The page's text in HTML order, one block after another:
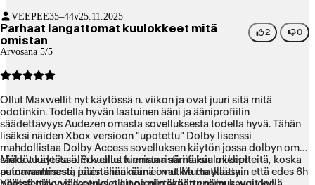
VEEPEE35–44v25.11.2025
Parhaat langattomat kuulokkeet mitä
omistan
Arvosana 5/5
2 0
Ollut Maxwellit nyt käytössä n. viikon ja ovat juuri sitä mitä
odotinkin. Todella hyvän laatuinen ääni ja ääniprofiilin
säädettävyys Audezen omasta sovelluksesta todella hyvä. Tähän
lisäksi näiden Xbox versioon "upotettu" Dolby lisenssi
mahdollistaa Dolby Access sovelluksen käytön jossa dolbyn omat
säädöt käytössä. Sovellus tunnistaa nämä kuulokkeet
automaattisesti, joten siinäkään ei mutkia matkassa.
Mukavuudesta olin kuullut hieman ristiriitaisia mielipiteitä, koska
painavammasta päästähän nämä ovat. Mutta yllättyin että edes 6h